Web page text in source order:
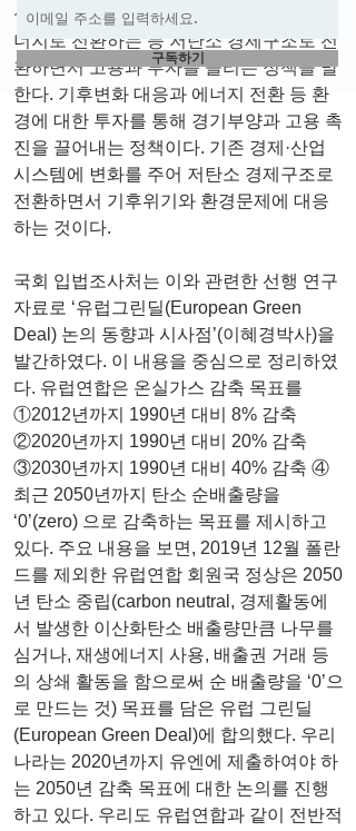
석에너지 중심의 에너지 정책을 신재생에
너지로 전환하는 등 저탄소 경제구조로 전
환하면서 고용과 투자를 늘리는 정책을 말
한다. 기후변화 대응과 에너지 전환 등 환
경에 대한 투자를 통해 경기부양과 고용 촉
진을 끌어내는 정책이다. 기존 경제·산업
시스템에 변화를 주어 저탄소 경제구조로
전환하면서 기후위기와 환경문제에 대응
하는 것이다.
국회 입법조사처는 이와 관련한 선행 연구
자료로 ‘유럽그린딜(European Green
Deal) 논의 동향과 시사점’(이혜경박사)을
발간하였다. 이 내용을 중심으로 정리하였
다. 유럽연합은 온실가스 감축 목표를
①2012년까지 1990년 대비 8% 감축
②2020년까지 1990년 대비 20% 감축
③2030년까지 1990년 대비 40% 감축 ④
최근 2050년까지 탄소 순배출량을
‘0’(zero) 으로 감축하는 목표를 제시하고
있다. 주요 내용을 보면, 2019년 12월 폴란
드를 제외한 유럽연합 회원국 정상은 2050
년 탄소 중립(carbon neutral, 경제활동에
서 발생한 이산화탄소 배출량만큼 나무를
심거나, 재생에너지 사용, 배출권 거래 등
의 상쇄 활동을 함으로써 순 배출량을 ‘0’으
로 만드는 것) 목표를 담은 유럽 그린딜
(European Green Deal)에 합의했다. 우리
나라는 2020년까지 유엔에 제출하여야 하
는 2050년 감축 목표에 대한 논의를 진행
하고 있다. 우리도 유럽연합과 같이 전반적
구독하기